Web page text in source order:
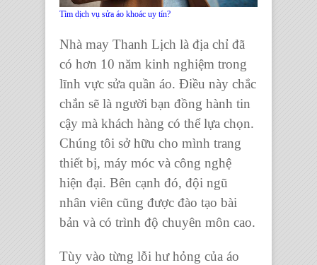
Tìm dịch vụ sửa áo khoác uy tín?
Nhà may Thanh Lịch là địa chỉ đã
có hơn 10 năm kinh nghiệm trong
lĩnh vực sửa quần áo. Điều này chắc
chắn sẽ là người bạn đồng hành tin
cậy mà khách hàng có thể lựa chọn.
Chúng tôi sở hữu cho mình trang
thiết bị, máy móc và công nghệ
hiện đại. Bên cạnh đó, đội ngũ
nhân viên cũng được đào tạo bài
bản và có trình độ chuyên môn cao.
Tùy vào từng lỗi hư hỏng của áo